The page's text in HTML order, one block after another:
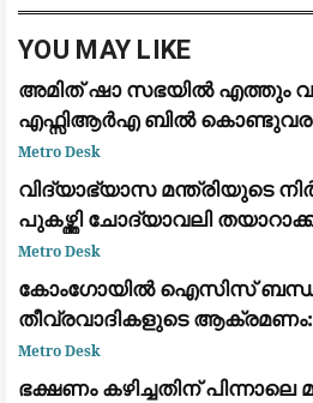
YOU MAY LIKE
അമിത് ഷാ സഭയിൽ എത്തും
എഫ്സിആർഎ ബിൽ
കരുതേണ്ട: കെ സി
Metro Desk
വിദ്യാഭ്യാസ മന്ത്രിയുടെ
പുകഴ്ത്തി ചോദ്യാവലി
സസ്പെൻഷൻ
Metro Desk
കോംഗോയിൽ ഐസിസ്
തീവ്രവാദികളുടെ ആക്രമണം:
കൊല്ലപ്പെട്ടു; വീടുകൾ
Metro Desk
ഭക്ഷണം കഴിച്ചതിന് പിന്നാലെ